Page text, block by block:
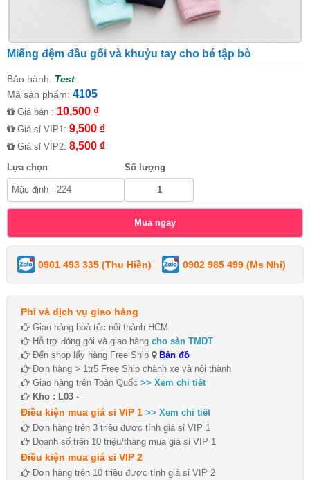
Miếng đệm đầu gối và khuỷu tay cho bé tập bò
Bảo hành: Test
Mã sản phẩm: 4105
Giá bán : 10,500 ₫
Giá sỉ VIP1: 9,500 ₫
Giá sỉ VIP2: 8,500 ₫
Lựa chọn Số lượng
0901 493 335 (Thu Hiền) 0902 985 499 (Ms Nhi)
Phí và dịch vụ giao hàng
Giao hàng hoả tốc nội thành HCM
Hỗ trợ đóng gói và giao hàng cho sàn TMDT
Đến shop lấy hàng Free Ship
Bản đồ
Đơn hàng > 1tr5 Free Ship chành xe và nội thành
Giao hàng trên Toàn Quốc >> Xem chi tiết
Kho : L03 -
Điều kiện mua giá sỉ VIP 1 >> Xem chi tiết
Đơn hàng trên 3 triệu được tính giá sỉ VIP 1
Doanh số trên 10 triệu/tháng mua giá sỉ VIP 1
Điều kiện mua giá sỉ VIP 2
Đơn hàng trên 10 triệu được tính giá sỉ VIP 2